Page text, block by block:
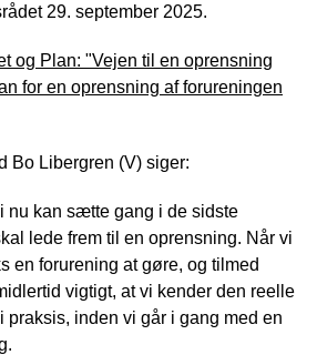
29. september 2025.
og Plan: "Vejen til en oprensning
for en oprensning af forureningen
Bo Libergren (V) siger:
nu kan sætte gang i de sidste
lede frem til en oprensning. Når vi
en forurening at gøre, og tilmed
vigtigt, at vi kender den reelle
praksis, inden vi går i gang med en